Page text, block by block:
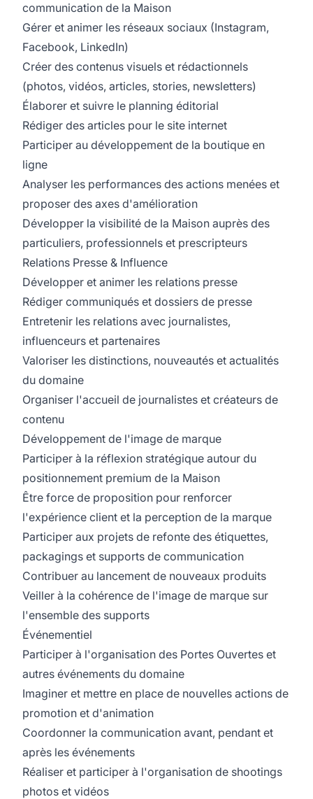
communication de la Maison
Gérer et animer les réseaux sociaux (Instagram,
Facebook, LinkedIn)
Créer des contenus visuels et rédactionnels
(photos, vidéos, articles, stories, newsletters)
Élaborer et suivre le planning éditorial
Rédiger des articles pour le site internet
Participer au développement de la boutique en
ligne
Analyser les performances des actions menées et
proposer des axes d'amélioration
Développer la visibilité de la Maison auprès des
particuliers, professionnels et prescripteurs
Relations Presse & Influence
Développer et animer les relations presse
Rédiger communiqués et dossiers de presse
Entretenir les relations avec journalistes,
influenceurs et partenaires
Valoriser les distinctions, nouveautés et actualités
du domaine
Organiser l'accueil de journalistes et créateurs de
contenu
Développement de l'image de marque
Participer à la réflexion stratégique autour du
positionnement premium de la Maison
Être force de proposition pour renforcer
l'expérience client et la perception de la marque
Participer aux projets de refonte des étiquettes,
packagings et supports de communication
Contribuer au lancement de nouveaux produits
Veiller à la cohérence de l'image de marque sur
l'ensemble des supports
Événementiel
Participer à l'organisation des Portes Ouvertes et
autres événements du domaine
Imaginer et mettre en place de nouvelles actions de
promotion et d'animation
Coordonner la communication avant, pendant et
après les événements
Réaliser et participer à l'organisation de shootings
photos et vidéos